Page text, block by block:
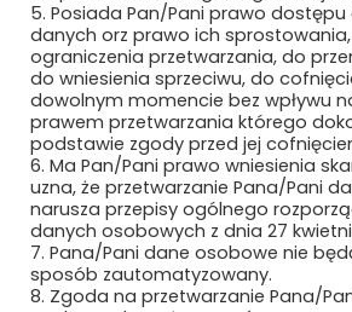
Bezpieczne płatności
5. Posiada Pan/Pani prawo
danych orz prawo ich
ograniczenia przetwarzania, do
do wniesienia sprzeciwu, do
dowolnym momencie bez wpływu
prawem przetwarzania którego
podstawie zgody przed jej
6. Ma Pan/Pani prawo wniesienia
uzna, że przetwarzanie Pana/Pani
narusza przepisy ogólnego
danych osobowych z dnia 27
7. Pana/Pani dane osobowe nie
sposób zautomatyzowany.
8. Zgoda na przetwarzanie Pana/